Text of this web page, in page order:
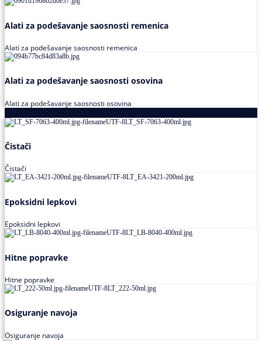
Alati za podešavanje saosnosti remenica
Alati za podešavanje saosnosti remenica
Alati za podešavanje saosnosti osovina
Alati za podešavanje saosnosti osovina
Čistači
Čistači
Epoksidni lepkovi
Epoksidni lepkovi
Hitne popravke
Hitne popravke
Osiguranje navoja
Osiguranje navoja